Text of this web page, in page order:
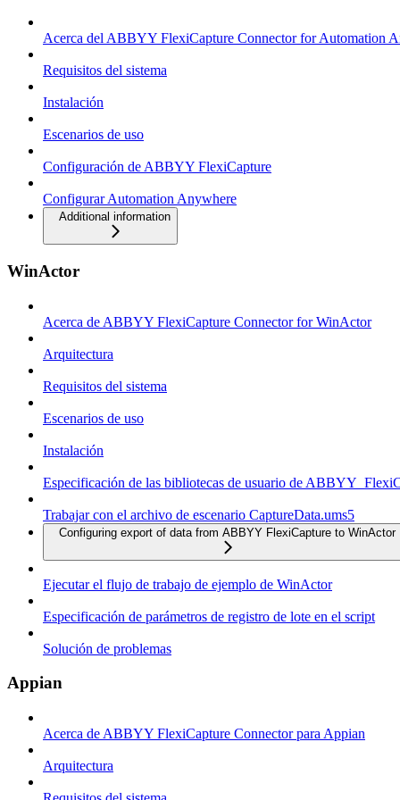
Acerca del ABBYY FlexiCapture Connector for Automation
Requisitos del sistema
Instalación
Escenarios de uso
Configuración de ABBYY FlexiCapture
Configurar Automation Anywhere
Additional information
WinActor
Acerca de ABBYY FlexiCapture Connector for WinActor
Arquitectura
Requisitos del sistema
Escenarios de uso
Instalación
Especificación de las bibliotecas de usuario de
Trabajar con el archivo de escenario CaptureData.ums5
Configuring export of data from ABBYY FlexiCapture to WinActor
Ejecutar el flujo de trabajo de ejemplo de WinActor
Especificación de parámetros de registro de lote en el script
Solución de problemas
Appian
Acerca de ABBYY FlexiCapture Connector para Appian
Arquitectura